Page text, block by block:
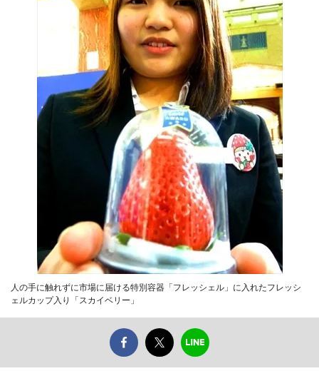
人の手に触れずに市場に届ける特別容器「フレッシェル」に入れたフレッシ
ェルカップ入り「スカイベリー」